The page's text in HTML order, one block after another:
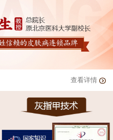
查看详情